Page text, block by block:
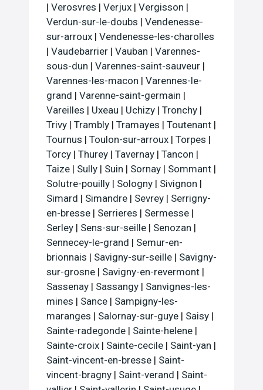
| Verosvres | Verjux | Vergisson |
Verdun-sur-le-doubs | Vendenesse-
sur-arroux | Vendenesse-les-charolles
| Vaudebarrier | Vauban | Varennes-
sous-dun | Varennes-saint-sauveur |
Varennes-les-macon | Varennes-le-
grand | Varenne-saint-germain |
Vareilles | Uxeau | Uchizy | Tronchy |
Trivy | Trambly | Tramayes | Toutenant |
Tournus | Toulon-sur-arroux | Torpes |
Torcy | Thurey | Tavernay | Tancon |
Taize | Sully | Suin | Sornay | Sommant |
Solutre-pouilly | Sologny | Sivignon |
Simard | Simandre | Sevrey | Serrigny-
en-bresse | Serrieres | Sermesse |
Serley | Sens-sur-seille | Senozan |
Sennecey-le-grand | Semur-en-
brionnais | Savigny-sur-seille | Savigny-
sur-grosne | Savigny-en-revermont |
Sassenay | Sassangy | Sanvignes-les-
mines | Sance | Sampigny-les-
maranges | Salornay-sur-guye | Saisy |
Sainte-radegonde | Sainte-helene |
Sainte-croix | Sainte-cecile | Saint-yan |
Saint-vincent-en-bresse | Saint-
vincent-bragny | Saint-verand | Saint-